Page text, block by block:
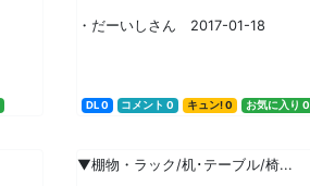
・だーいしさん 2017-01-18
DL 0 コメント 0 キュン! 0 お気に入り 0
▼棚物・ラック/机･テーブル/椅...